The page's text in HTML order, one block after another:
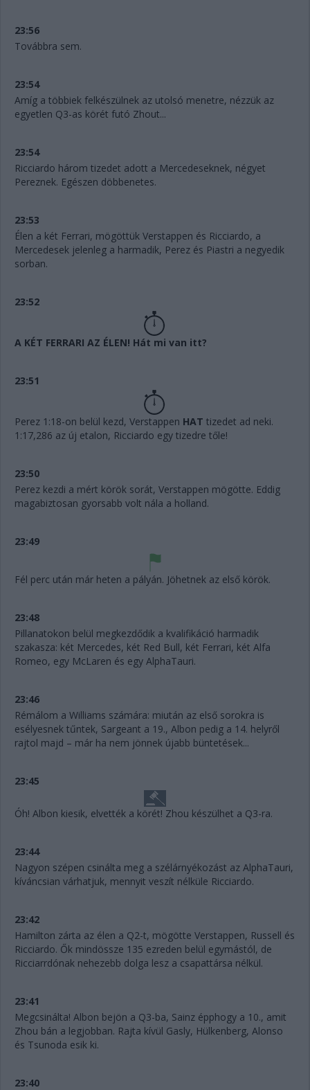
23:56
Továbbra sem.
23:54
Amíg a többiek felkészülnek az utolsó menetre, nézzük az
egyetlen Q3-as körét futó Zhout...
23:54
Ricciardo három tizedet adott a Mercedeseknek, négyet
Pereznek. Egészen döbbenetes.
23:53
Élen a két Ferrari, mögöttük Verstappen és Ricciardo, a
Mercedesek jelenleg a harmadik, Perez és Piastri a negyedik
sorban.
23:52
A KÉT FERRARI AZ ÉLEN! Hát mi van itt?
23:51
Perez 1:18-on belül kezd, Verstappen HAT tizedet ad neki.
1:17,286 az új etalon, Ricciardo egy tizedre tőle!
23:50
Perez kezdi a mért körök sorát, Verstappen mögötte. Eddig
magabiztosan gyorsabb volt nála a holland.
23:49
Fél perc után már heten a pályán. Jöhetnek az első körök.
23:48
Pillanatokon belül megkezdődik a kvalifikáció harmadik
szakasza: két Mercedes, két Red Bull, két Ferrari, két Alfa
Romeo, egy McLaren és egy AlphaTauri.
23:46
Rémálom a Williams számára: miután az első sorokra is
esélyesnek tűntek, Sargeant a 19., Albon pedig a 14. helyről
rajtol majd – már ha nem jönnek újabb büntetések...
23:45
Óh! Albon kiesik, elvették a körét! Zhou készülhet a Q3-ra.
23:44
Nagyon szépen csinálta meg a szélárnyékozást az AlphaTauri,
kíváncsian várhatjuk, mennyit veszít nélküle Ricciardo.
23:42
Hamilton zárta az élen a Q2-t, mögötte Verstappen, Russell és
Ricciardo. Ők mindössze 135 ezreden belül egymástól, de
Ricciarrdónak nehezebb dolga lesz a csapattársa nélkül.
23:41
Megcsinálta! Albon bejön a Q3-ba, Sainz épphogy a 10., amit
Zhou bán a legjobban. Rajta kívül Gasly, Hülkenberg, Alonso
és Tsunoda esik ki.
23:40